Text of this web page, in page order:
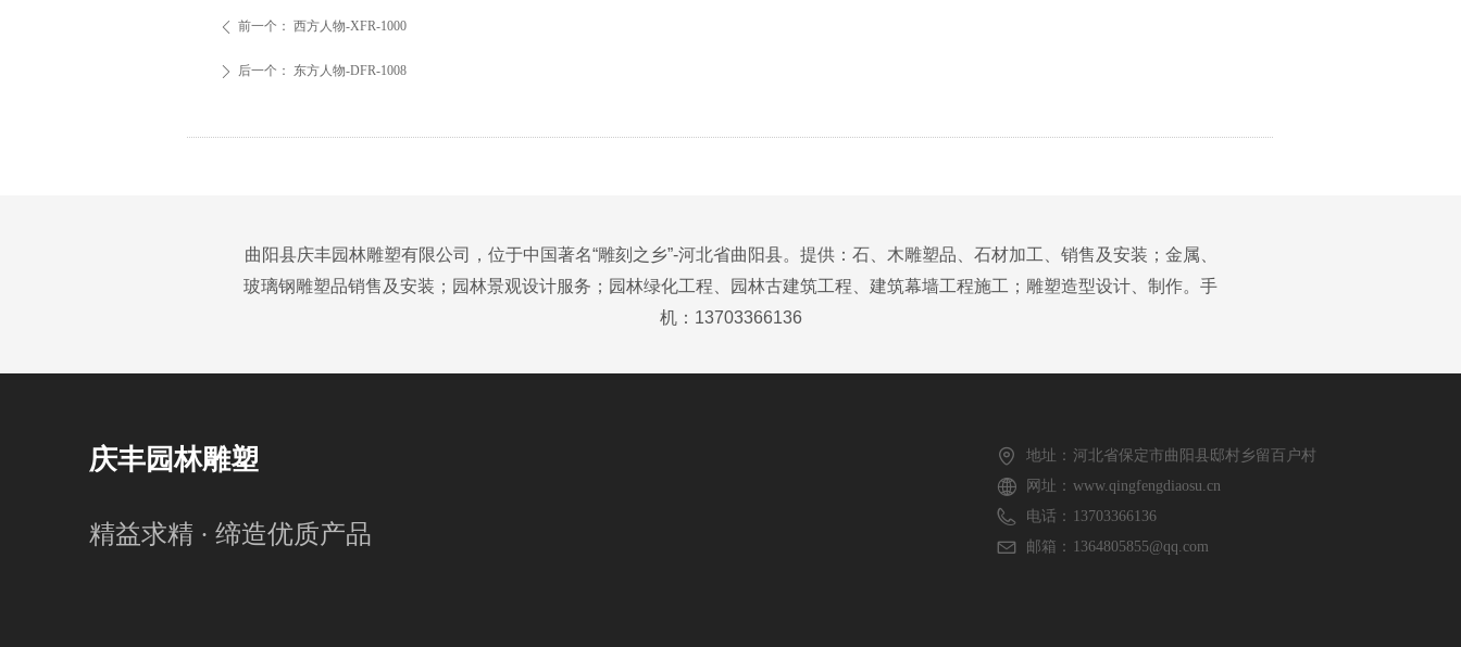
ꄴ 前一个： 西方人物-XFR-1000
ꄲ 后一个： 东方人物-DFR-1008
曲阳县庆丰园林雕塑有限公司，位于中国著名“雕刻之乡”-河北省曲阳县。提供：石、木雕塑品、石材加工、销售及安装；金属、
玻璃钢雕塑品销售及安装；园林景观设计服务；园林绿化工程、园林古建筑工程、建筑幕墙工程施工；雕塑造型设计、制作。手
机：13703366136
精益求精 · 缔造优质产品
庆丰园林雕塑 地址： 河北省保定市曲阳县邸村乡留百户村
网址： www.qingfengdiaosu.cn
电话： 13703366136
邮箱： 1364805855@qq.com